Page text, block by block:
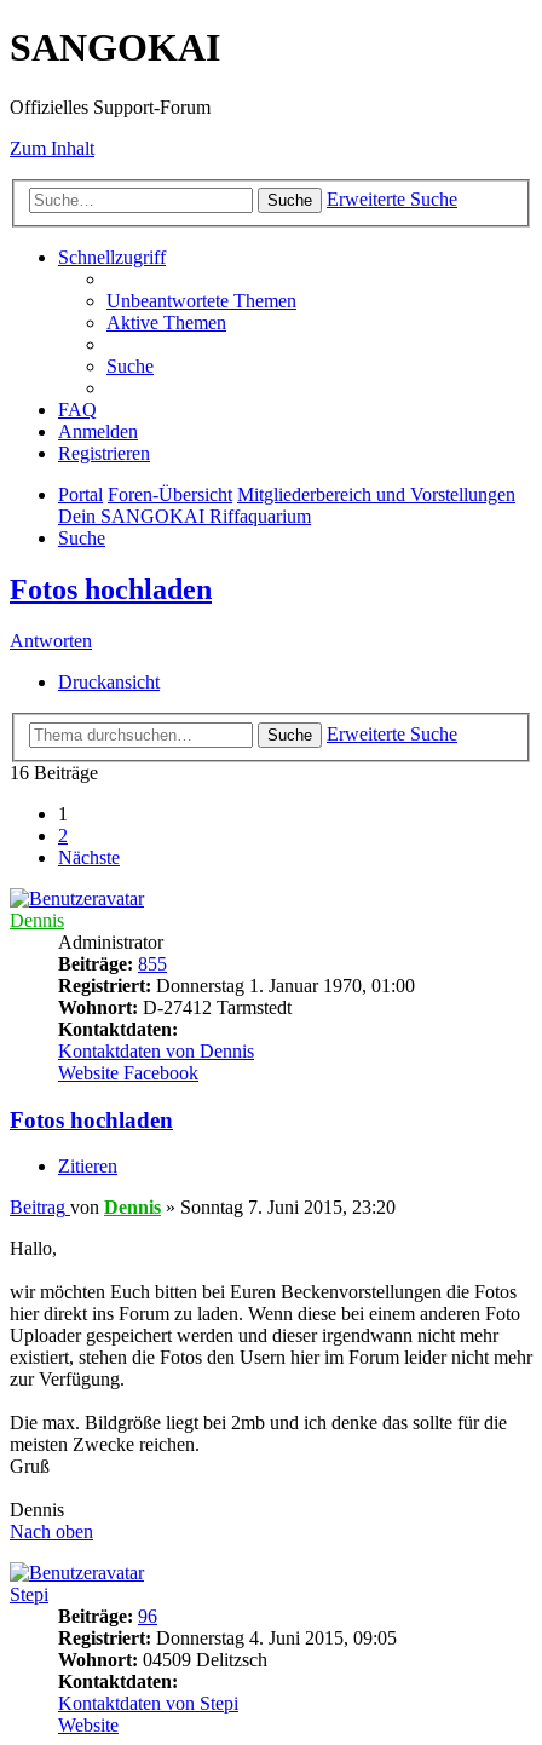
SANGOKAI
Offizielles Support-Forum
Zum Inhalt
Suche Erweiterte Suche
Schnellzugriff
Unbeantwortete Themen
Aktive Themen
Suche
FAQ
Anmelden
Registrieren
Portal Foren-Übersicht Mitgliederbereich und Vorstellungen
Dein SANGOKAI Riffaquarium
Suche
Fotos hochladen
Antworten
Druckansicht
Suche
Erweiterte Suche
16 Beiträge
1
2
Nächste
Dennis
Administrator
Beiträge: 855
Registriert: Donnerstag 1. Januar 1970, 01:00
Wohnort: D-27412 Tarmstedt
Kontaktdaten:
Kontaktdaten von Dennis
Website Facebook
Fotos hochladen
Zitieren
Beitrag von Dennis » Sonntag 7. Juni 2015, 23:20
Hallo,
wir möchten Euch bitten bei Euren Beckenvorstellungen die Fotos
hier direkt ins Forum zu laden. Wenn diese bei einem anderen Foto
Uploader gespeichert werden und dieser irgendwann nicht mehr
existiert, stehen die Fotos den Usern hier im Forum leider nicht mehr
zur Verfügung.
Die max. Bildgröße liegt bei 2mb und ich denke das sollte für die
meisten Zwecke reichen.
Gruß
Dennis
Nach oben
Stepi
Beiträge: 96
Registriert: Donnerstag 4. Juni 2015, 09:05
Wohnort: 04509 Delitzsch
Kontaktdaten:
Kontaktdaten von Stepi
Website